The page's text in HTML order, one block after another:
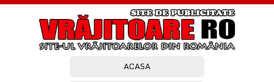
ACASA